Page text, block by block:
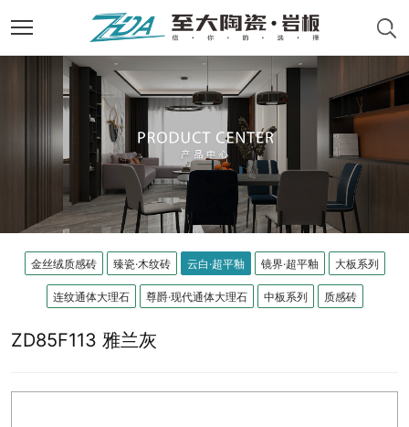
金丝绒质感砖 臻瓷·木纹砖 云白·超平釉 镜界·超平釉 大板系列
连纹通体大理石 尊爵·现代通体大理石 中板系列 质感砖
ZD85F113 雅兰灰